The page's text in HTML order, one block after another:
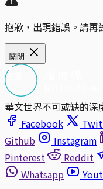
抱歉，出現錯誤。請再
關閉
華文世界不可或缺的深
Facebook
Github
Instagram
Pinterest
Reddit
Whatsapp